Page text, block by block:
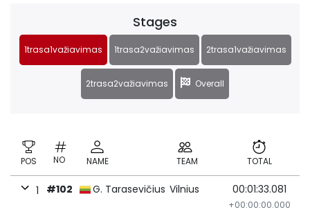
Stages
1trasa1važiavimas 1trasa2važiavimas 2trasa1važiavimas
2trasa2važiavimas Overall
POS NO NAME TEAM TOTAL
1 #102 G. Tarasevičius Vilnius 00:01:33.081
+00:00:00.000